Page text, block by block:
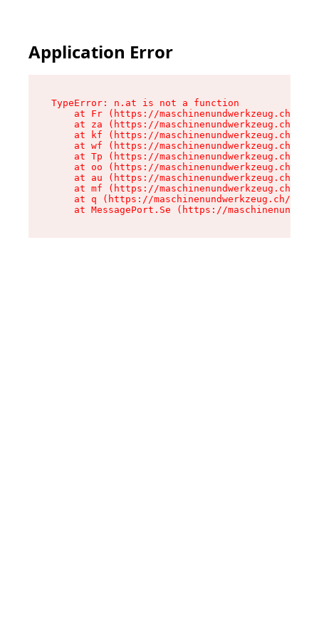
Application Error
TypeError: n.at is not a function
at Fr (https://maschinenundwerkzeug.ch/
at za (https://maschinenundwerkzeug.ch/
at kf (https://maschinenundwerkzeug.ch/
at wf (https://maschinenundwerkzeug.ch/
at Tp (https://maschinenundwerkzeug.ch/
at oo (https://maschinenundwerkzeug.ch/
at au (https://maschinenundwerkzeug.ch/
at mf (https://maschinenundwerkzeug.ch/
at q (https://maschinenundwerkzeug.ch/
at MessagePort.Se (https://